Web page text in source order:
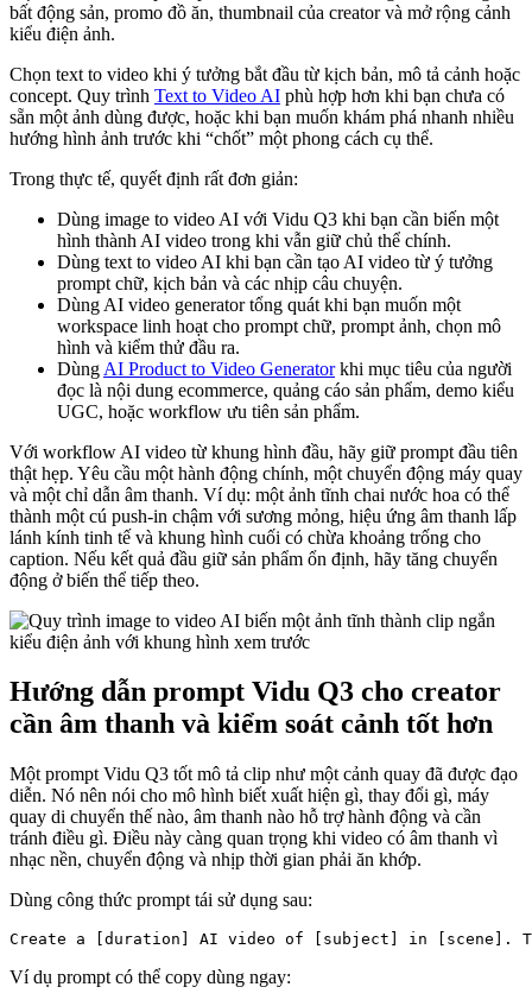
bất động sản, promo đồ ăn, thumbnail của creator và mở rộng cảnh
kiểu điện ảnh.
Chọn text to video khi ý tưởng bắt đầu từ kịch bản, mô tả cảnh hoặc
concept. Quy trình Text to Video AI phù hợp hơn khi bạn chưa có
sẵn một ảnh dùng được, hoặc khi bạn muốn khám phá nhanh nhiều
hướng hình ảnh trước khi “chốt” một phong cách cụ thể.
Trong thực tế, quyết định rất đơn giản:
Dùng image to video AI với Vidu Q3 khi bạn cần biến một
hình thành AI video trong khi vẫn giữ chủ thể chính.
Dùng text to video AI khi bạn cần tạo AI video từ ý tưởng
prompt chữ, kịch bản và các nhịp câu chuyện.
Dùng AI video generator tổng quát khi bạn muốn một
workspace linh hoạt cho prompt chữ, prompt ảnh, chọn mô
hình và kiểm thử đầu ra.
Dùng AI Product to Video Generatorkhi mục tiêu của người
đọc là nội dung ecommerce, quảng cáo sản phẩm, demo kiểu
UGC, hoặc workflow ưu tiên sản phẩm.
Với workflow AI video từ khung hình đầu, hãy giữ prompt đầu tiên
thật hẹp. Yêu cầu một hành động chính, một chuyển động máy quay
và một chỉ dẫn âm thanh. Ví dụ: một ảnh tĩnh chai nước hoa có thể
thành một cú push-in chậm với sương mỏng, hiệu ứng âm thanh lấp
lánh kính tinh tế và khung hình cuối có chừa khoảng trống cho
caption. Nếu kết quả đầu giữ sản phẩm ổn định, hãy tăng chuyển
động ở biến thể tiếp theo.
Hướng dẫn prompt Vidu Q3 cho creator
cần âm thanh và kiểm soát cảnh tốt hơn
Một prompt Vidu Q3 tốt mô tả clip như một cảnh quay đã được đạo
diễn. Nó nên nói cho mô hình biết xuất hiện gì, thay đổi gì, máy
quay di chuyển thế nào, âm thanh nào hỗ trợ hành động và cần
tránh điều gì. Điều này càng quan trọng khi video có âm thanh vì
nhạc nền, chuyển động và nhịp thời gian phải ăn khớp.
Dùng công thức prompt tái sử dụng sau:
Ví dụ prompt có thể copy dùng ngay: